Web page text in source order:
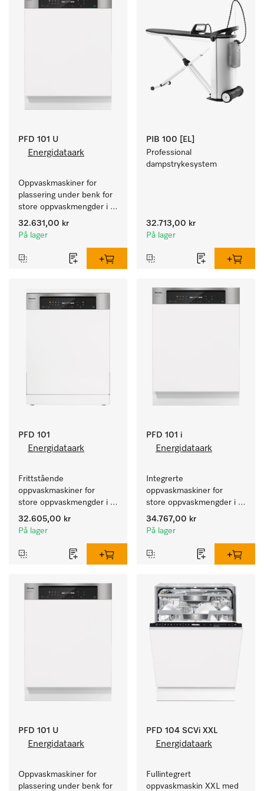
PFD 101 U
Energidataark
Oppvaskmaskiner for
plassering under benk for
store oppvaskmengder i
husholdninger, kantiner,
kafeer og grovkjøkken.
32.631,00 kr
På lager
PIB 100 [EL]
Professional
dampstrykesystem
32.713,00 kr
På lager
PFD 101
Energidataark
Frittstående
oppvaskmaskiner for
store oppvaskmengder i
husholdninger, kantiner,
kafeer og grovkjøkken.
32.605,00 kr
På lager
PFD 101 i
Energidataark
Integrerte
oppvaskmaskiner for
store oppvaskmengder i
husholdninger, kantiner,
kafeer og grovkjøkken.
34.767,00 kr
På lager
PFD 101 U
Energidataark
Oppvaskmaskiner for
plassering under benk for
PFD 104 SCVi XXL
Energidataark
Fullintegrert
oppvaskmaskin XXL med